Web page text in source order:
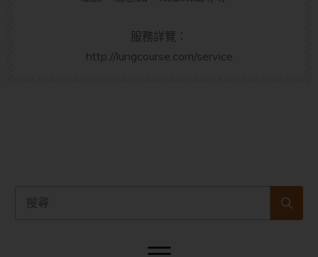
服務詳覽：
http://lungcourse.com/service